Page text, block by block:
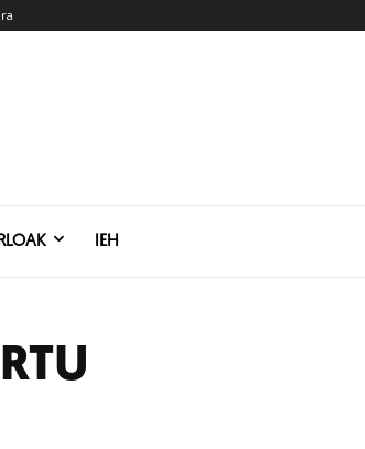
IEH